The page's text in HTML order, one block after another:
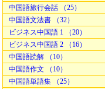
中国語旅行会話 （25）
中国語文法書 （32）
ビジネス中国語 1 （20）
ビジネス中国語 2 （16）
中国語読解 （10）
中国語作文 （10）
中国語単語集 （25）